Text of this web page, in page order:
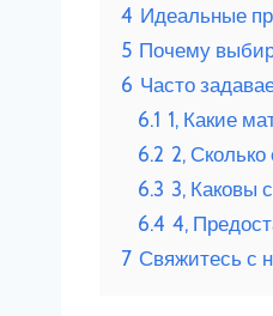
4 Идеальные
5 Почему
6 Часто
6.1 1, Какие
6.2 2,
6.3 3, Каковы
6.4 4,
7 Свяжитесь с